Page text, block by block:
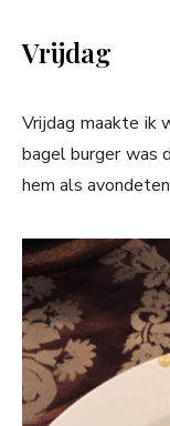
Vrijdag
Vrijdag maakte ik
bagel burger was
hem als